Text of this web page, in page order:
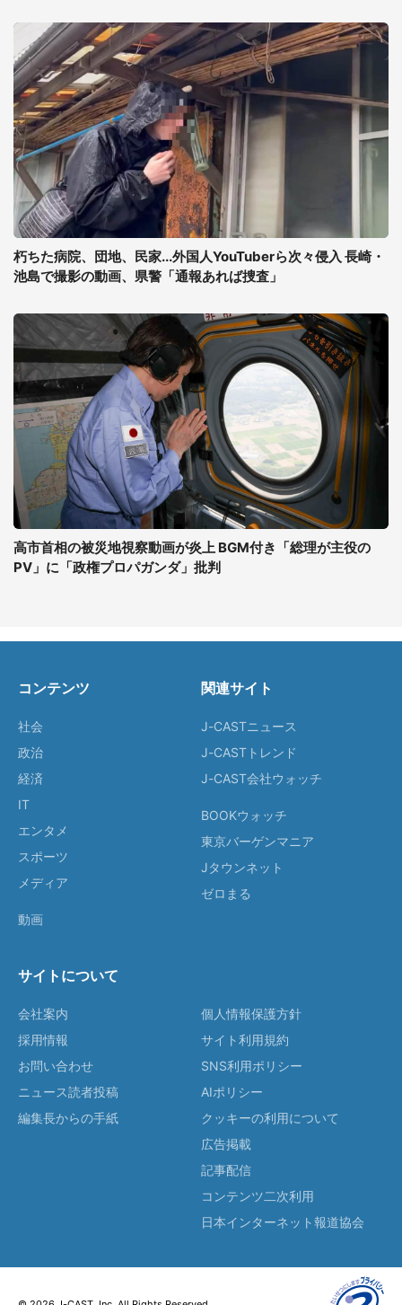
朽ちた病院、団地、民家...外国人YouTuberら次々侵入 長崎・
池島で撮影の動画、県警「通報あれば捜査」
高市首相の被災地視察動画が炎上 BGM付き「総理が主役の
PV」に「政権プロパガンダ」批判
コンテンツ
社会
政治
経済
IT
エンタメ
スポーツ
メディア
動画
関連サイト
J-CASTニュース
J-CASTトレンド
J-CAST会社ウォッチ
BOOKウォッチ
東京バーゲンマニア
Jタウンネット
ゼロまる
サイトについて
会社案内
採用情報
お問い合わせ
ニュース読者投稿
編集長からの手紙
個人情報保護方針
サイト利用規約
SNS利用ポリシー
AIポリシー
クッキーの利用について
広告掲載
記事配信
コンテンツ二次利用
日本インターネット報道協会